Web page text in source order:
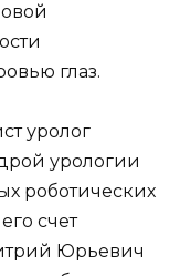
глаз.
уролог
урологии
роботических
счет
Юрьевич